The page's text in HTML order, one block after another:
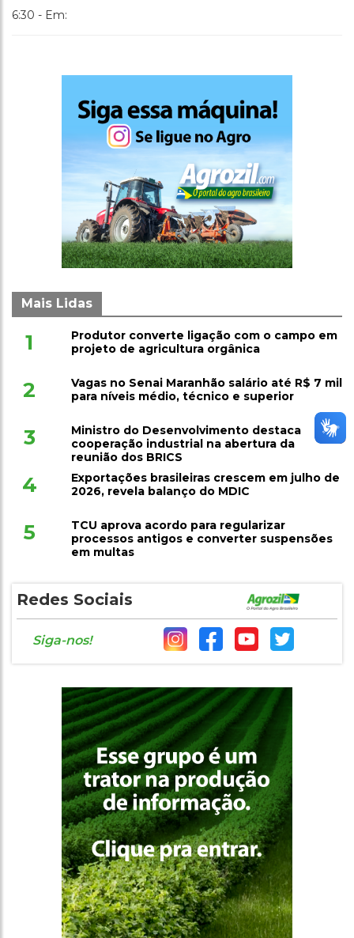
6:30 - Em:
Mais Lidas
1
Produtor converte ligação com o campo em
projeto de agricultura orgânica
2
Vagas no Senai Maranhão salário até R$ 7 mil
para níveis médio, técnico e superior
3
Ministro do Desenvolvimento destaca
cooperação industrial na abertura da
reunião dos BRICS
4
Exportações brasileiras crescem em julho de
2026, revela balanço do MDIC
5
TCU aprova acordo para regularizar
processos antigos e converter suspensões
em multas
Redes Sociais
Siga-nos!